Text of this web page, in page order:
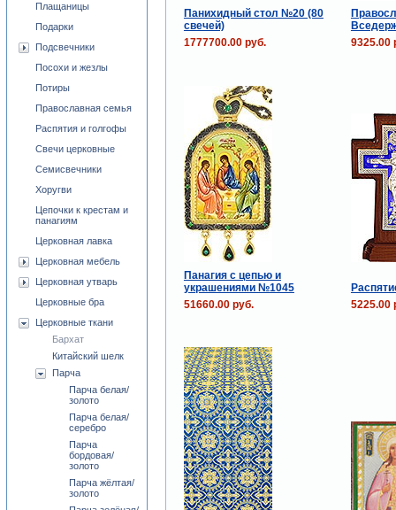
Панихидный стол №20 (80
свечей)
1777700.00 руб.
9325.00
Панагия с цепью и
украшениями №1045
51660.00 руб.
5225.00
Плащаницы
Подарки
Подсвечники
Посохи и жезлы
Потиры
Православная семья
Распятия и голгофы
Свечи церковные
Семисвечники
Хоругви
Цепочки к крестам и
панагиям
Церковная лавка
Церковная мебель
Церковная утварь
Церковные бра
Церковные ткани
Бархат
Китайский шелк
Парча
Парча белая/
золото
Парча белая/
серебро
Парча
бордовая/
золото
Парча жёлтая/
золото